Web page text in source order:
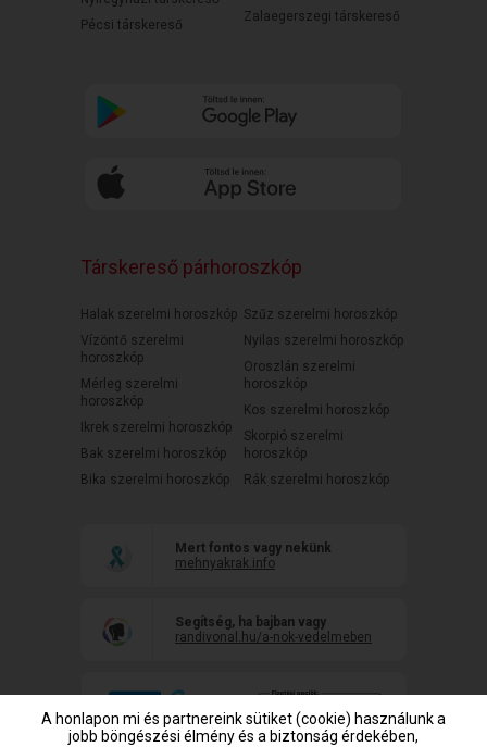
Pécsi társkereső
Zalaegerszegi társkereső
Társkereső párhoroszkóp
Halak szerelmi horoszkóp
Vízöntő szerelmi
horoszkóp
Mérleg szerelmi
horoszkóp
Ikrek szerelmi horoszkóp
Bak szerelmi horoszkóp
Bika szerelmi horoszkóp
Szűz szerelmi horoszkóp
Nyilas szerelmi horoszkóp
Oroszlán szerelmi
horoszkóp
Kos szerelmi horoszkóp
Skorpió szerelmi
horoszkóp
Rák szerelmi horoszkóp
Mert fontos vagy nekünk
mehnyakrak.info
Segítség, ha bajban vagy
randivonal.hu/a-nok-vedelmeben
A honlapon mi és partnereink sütiket (cookie) használunk a
jobb böngészési élmény és a biztonság érdekében,